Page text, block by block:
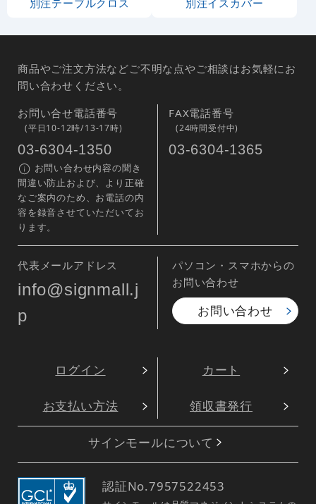
商品やご注文方法などご不明な点やご相談はお気軽にお
問い合わせください。
お問い合せ電話番号
(平日10-12時/13-17時)
03-6304-1350
お問い合わせ内容の聞き
間違い防止および、より正確
なご案内のため、お電話の内
容を録音させていただいてお
ります。
FAX電話番号
(24時間受付中)
03-6304-1365
代表メールアドレス
info@signmall.j
p
パソコン・スマホからの
お問い合わせ
お問い合わせ
ログイン カート
お支払い方法 領収書発行
サインモールについて
認証No.7957522453